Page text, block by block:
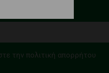
την πολιτική απορρήτου